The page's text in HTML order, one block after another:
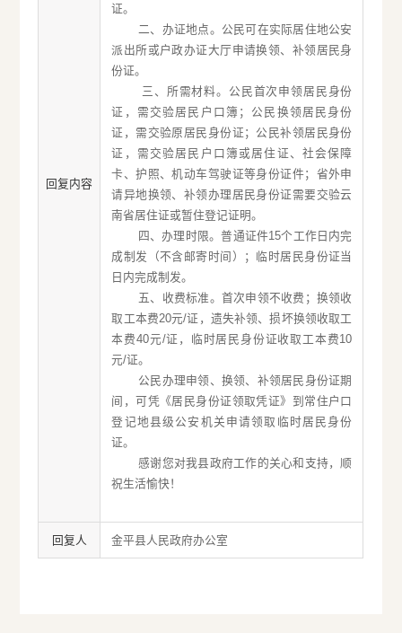
回复内容
证。
二、办证地点。公民可在实际居住地公安
派出所或户政办证大厅申请换领、补领居民身
份证。
三、所需材料。公民首次申领居民身份
证，需交验居民户口簿；公民换领居民身份
证，需交验原居民身份证；公民补领居民身份
证，需交验居民户口簿或居住证、社会保障
卡、护照、机动车驾驶证等身份证件；省外申
请异地换领、补领办理居民身份证需要交验云
南省居住证或暂住登记证明。
四、办理时限。普通证件15个工作日内完
成制发（不含邮寄时间）；临时居民身份证当
日内完成制发。
五、收费标准。首次申领不收费；换领收
取工本费20元/证，遗失补领、损坏换领收取工
本费40元/证，临时居民身份证收取工本费10
元/证。
公民办理申领、换领、补领居民身份证期
间，可凭《居民身份证领取凭证》到常住户口
登记地县级公安机关申请领取临时居民身份
证。
感谢您对我县政府工作的关心和支持，顺
祝生活愉快！
回复人 金平县人民政府办公室